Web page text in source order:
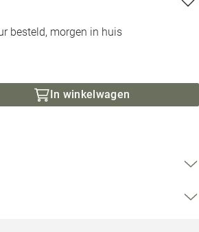
besteld, morgen in huis
In winkelwagen